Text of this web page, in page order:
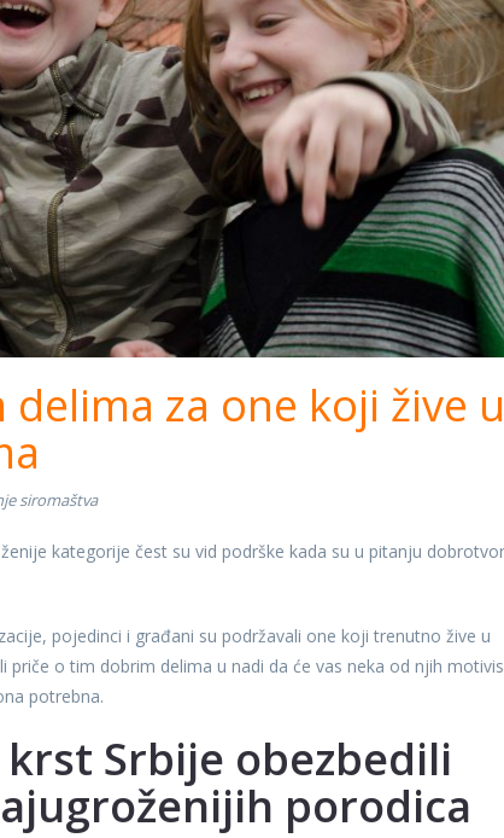
za one koji žive u
siromaštva
kategorije čest su vid podrške kada su u pitanju
pojedinci i građani su podržavali one koji trenutno žive u
o tim dobrim delima u nadi da će vas neka od njih
potrebna.
krst Srbije obezbedili
porodica